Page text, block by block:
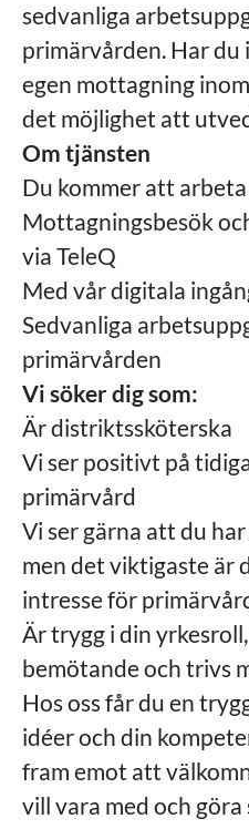
sedvanliga
primärvården. Har
egen mottagning
det möjlighet att
Om tjänsten
Du kommer att arbeta
Mottagningsbesök
via TeleQ
Med vår digitala
Sedvanliga
primärvården
Vi söker dig som:
Är distriktssköterska
Vi ser positivt på
primärvård
Vi ser gärna att du
men det viktigaste är
intresse för
Är trygg i din
bemötande och trivs
Hos oss får du en
idéer och din
fram emot att
vill vara med och göra